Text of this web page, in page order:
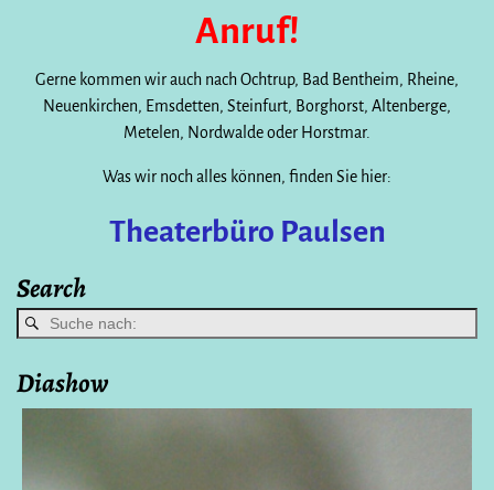
Anruf!
Gerne kommen wir auch nach Ochtrup, Bad Bentheim, Rheine,
Neuenkirchen, Emsdetten, Steinfurt, Borghorst, Altenberge,
Metelen, Nordwalde oder Horstmar.
Was wir noch alles können, finden Sie hier:
Theaterbüro Paulsen
Search
Diashow